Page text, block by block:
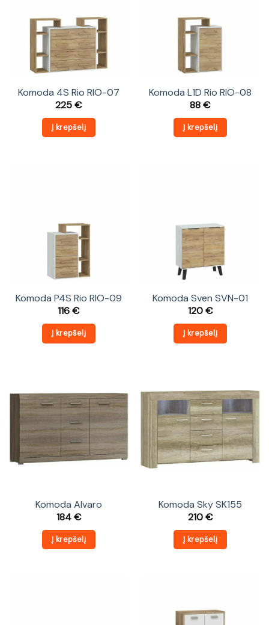
Komoda 4S Rio RIO-07
225€
Į krepšelį
Komoda L1D Rio RIO-08
88€
Į krepšelį
Komoda P4S Rio RIO-09
116€
Į krepšelį
Komoda Sven SVN-01
120€
Į krepšelį
Komoda Alvaro
184€
Į krepšelį
Komoda Sky SK155
210€
Į krepšelį